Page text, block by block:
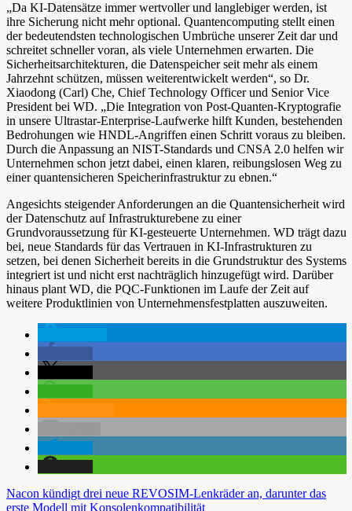
„Da KI-Datensätze immer wertvoller und langlebiger werden, ist
ihre Sicherung nicht mehr optional. Quantencomputing stellt einen
der bedeutendsten technologischen Umbrüche unserer Zeit dar und
schreitet schneller voran, als viele Unternehmen erwarten. Die
Sicherheitsarchitekturen, die Datenspeicher seit mehr als einem
Jahrzehnt schützen, müssen weiterentwickelt werden“, so Dr.
Xiaodong (Carl) Che, Chief Technology Officer und Senior Vice
President bei WD. „Die Integration von Post-Quanten-Kryptografie
in unsere Ultrastar-Enterprise-Laufwerke hilft Kunden, bestehenden
Bedrohungen wie HNDL-Angriffen einen Schritt voraus zu bleiben.
Durch die Anpassung an NIST-Standards und CNSA 2.0 helfen wir
Unternehmen schon jetzt dabei, einen klaren, reibungslosen Weg zu
einer quantensicheren Speicherinfrastruktur zu ebnen.“
Angesichts steigender Anforderungen an die Quantensicherheit wird
der Datenschutz auf Infrastrukturebene zu einer
Grundvoraussetzung für KI-gesteuerte Unternehmen. WD trägt dazu
bei, neue Standards für das Vertrauen in KI-Infrastrukturen zu
setzen, bei denen Sicherheit bereits in die Grundstruktur des Systems
integriert ist und nicht erst nachträglich hinzugefügt wird. Darüber
hinaus plant WD, die PQC-Funktionen im Laufe der Zeit auf
weitere Produktlinien von Unternehmensfestplatten auszuweiten.
Beitragsnavigation
Vorheriger
Beitrag:
Nacon kündigt drei neue REVOSIM-Lenkräder an, darunter das
erste Modell mit Konsolenkompatibilität